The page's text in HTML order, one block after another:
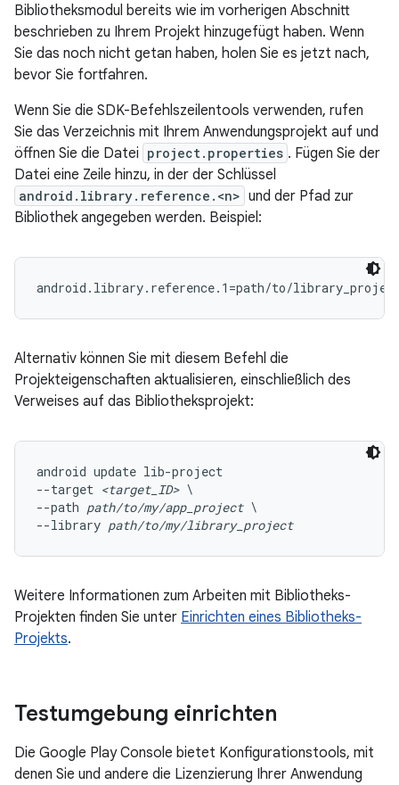
Bibliotheksmodul bereits wie im vorherigen Abschnitt
beschrieben zu Ihrem Projekt hinzugefügt haben. Wenn
Sie das noch nicht getan haben, holen Sie es jetzt nach,
bevor Sie fortfahren.
Wenn Sie die SDK-Befehlszeilentools verwenden, rufen
Sie das Verzeichnis mit Ihrem Anwendungsprojekt auf und
öffnen Sie die Datei project.properties . Fügen Sie der
Datei eine Zeile hinzu, in der der Schlüssel
android.library.reference.<n> und der Pfad zur
Bibliothek angegeben werden. Beispiel:
android.library.reference.1=path/to/
Alternativ können Sie mit diesem Befehl die
Projekteigenschaften aktualisieren, einschließlich des
Verweises auf das Bibliotheksprojekt:
android update lib-project
--target <target_ID> \
--path path/to/my/app_project \
--library path/to/my/library_project
Weitere Informationen zum Arbeiten mit Bibliotheks-
Projekten finden Sie unter Einrichten eines Bibliotheks-
Projekts.
Testumgebung einrichten
Die Google Play Console bietet Konfigurationstools, mit
denen Sie und andere die Lizenzierung Ihrer Anwendung